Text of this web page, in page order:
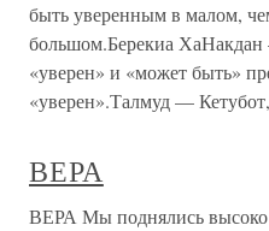
быть уверенным в малом,
большом.Берекиа
«уверен» и «может быть»
«уверен».Талмуд — Кетубот,
ВЕРА
ВЕРА Мы поднялись высоко